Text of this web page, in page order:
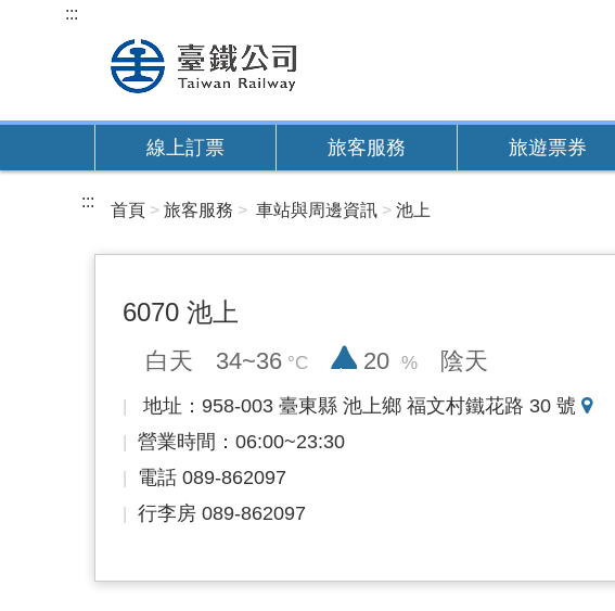
內
:::
線上訂票 旅客服務 旅遊票券
::: 首頁 旅客服務 車站與周邊資訊 池上
6070 池上
白天 34~36 降雨率
20 陰天
地址：958-003 臺東縣 池上鄉 福文村鐵花路 30 號
營業時間：06:00~23:30
電話 089-862097
行李房 089-862097